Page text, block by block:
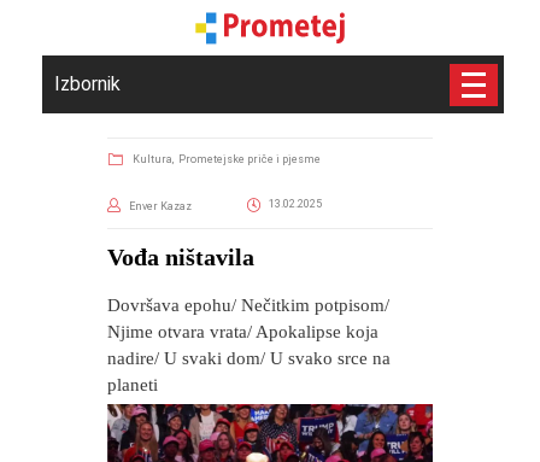
Izbornik
Kultura, Prometejske priče i pjesme
Enver Kazaz 13.02.2025
Vođa ništavila
Dovršava epohu/ Nečitkim potpisom/
Njime otvara vrata/ Apokalipse koja
nadire/ U svaki dom/ U svako srce na
planeti